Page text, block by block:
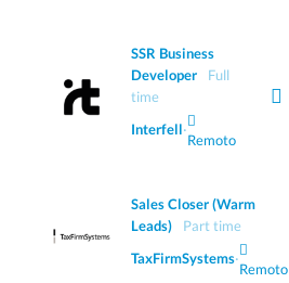
SSR Business
Developer
Full
time
Interfell·
Remoto
Sales Closer (Warm
Leads)
Part time
TaxFirmSystems·
Remoto